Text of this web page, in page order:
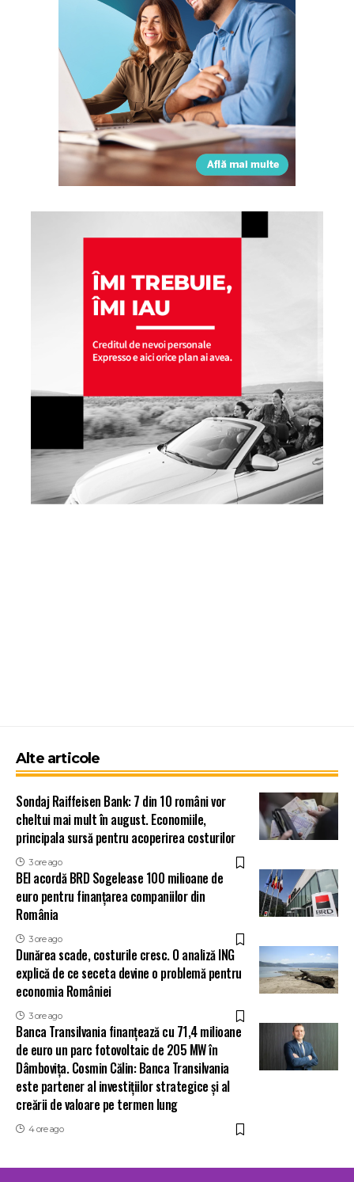
Alte articole
Sondaj Raiffeisen Bank: 7 din 10 români vor
cheltui mai mult în august. Economiile,
principala sursă pentru acoperirea costurilor
3 ore ago
BEI acordă BRD Sogelease 100 milioane de
euro pentru finanțarea companiilor din
România
3 ore ago
Dunărea scade, costurile cresc. O analiză ING
explică de ce seceta devine o problemă pentru
economia României
3 ore ago
Banca Transilvania finanțează cu 71,4 milioane
de euro un parc fotovoltaic de 205 MW în
Dâmbovița. Cosmin Călin: Banca Transilvania
este partener al investițiilor strategice și al
creării de valoare pe termen lung
4 ore ago